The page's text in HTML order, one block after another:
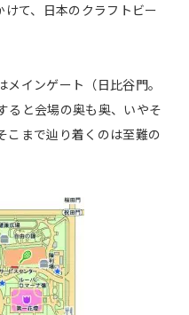
けて、日本のクラフトビー
メインゲート（日比谷門。
ると会場の奥も奥、いやそ
こまで辿り着くのは至難の